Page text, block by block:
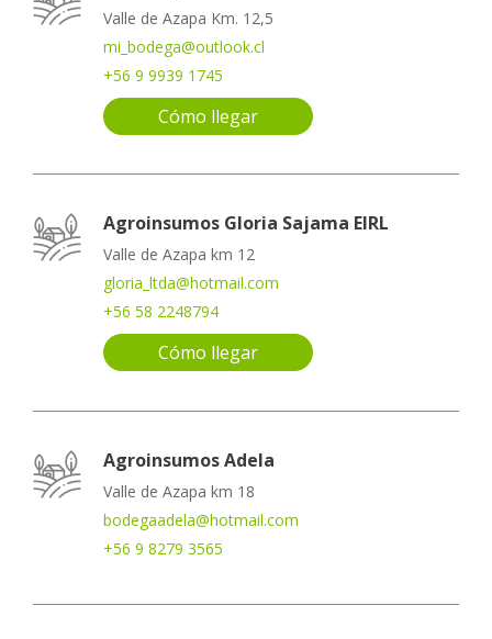
Valle de Azapa Km. 12,5
mi_bodega@outlook.cl
+56 9 9939 1745
Cómo llegar
Agroinsumos Gloria Sajama EIRL
Valle de Azapa km 12
gloria_ltda@hotmail.com
+56 58 2248794
Cómo llegar
Agroinsumos Adela
Valle de Azapa km 18
bodegaadela@hotmail.com
+56 9 8279 3565